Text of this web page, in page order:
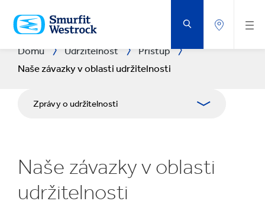
NA
HLAVNÍ
OBSAH
Domů Udržitelnost
Přístup
Naše závazky v oblasti udržitelnosti
Zprávy o udržitelnosti
Planeta
Lidé
Naše závazky v oblasti
udržitelnosti